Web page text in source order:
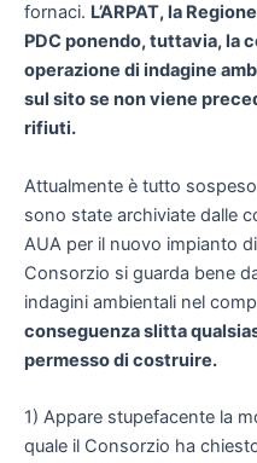
fornaci. L’ARPAT, la
PDC ponendo, tuttavia, la
operazione di indagine
sul sito se non viene
rifiuti.
Attualmente è tutto
sono state archiviate dalle
AUA per il nuovo impianto
Consorzio si guarda bene
indagini ambientali nel
conseguenza slitta
permesso di costruire.
1) Appare stupefacente la
quale il Consorzio ha